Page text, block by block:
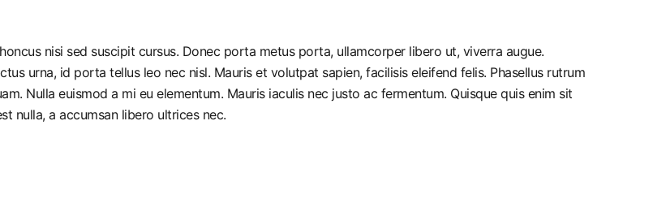
nisi sed suscipit cursus. Donec porta metus porta, ullamcorper libero ut, viverra augue.
urna, id porta tellus leo nec nisl. Mauris et volutpat sapien, facilisis eleifend felis. Phasellus rutrum
Nulla euismod a mi eu elementum. Mauris iaculis nec justo ac fermentum. Quisque quis enim sit
nulla, a accumsan libero ultrices nec.